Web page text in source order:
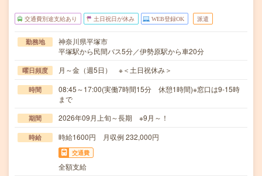
交通費別途支給あり 土日祝日が休み WEB登録OK 派遣
勤務地
神奈川県平塚市
平塚駅から民間バス5分／伊勢原駅から車20分
曜日頻度 月～金（週5日） ※＜土日祝休み＞
時間
08:45～17:00(実働7時間15分 休憩1時間)※窓口は9-15時
まで
期間 2026年09月上旬～長期 ※9月～！
時給 時給1600円 月収例 232,000円
交通費
全額支給